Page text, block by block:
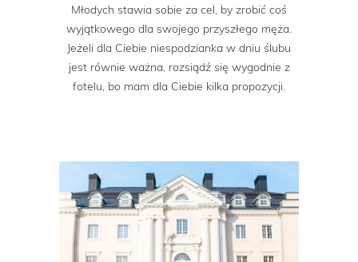
Młodych stawia sobie za cel, by zrobić coś
wyjątkowego dla swojego przyszłego męża.
Jeżeli dla Ciebie niespodzianka w dniu ślubu
jest równie ważna, rozsiądź się wygodnie z
fotelu, bo mam dla Ciebie kilka propozycji.